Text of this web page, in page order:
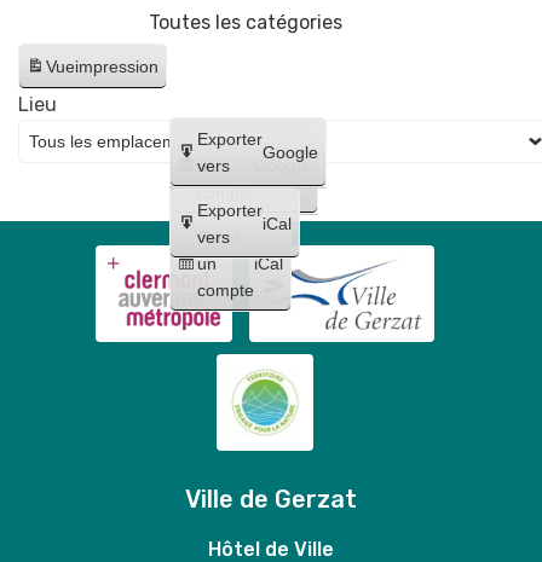
Toutes les catégories
Vueimpression
Créer
un
compte
Google
Créer
un
compte
iCal
Exporter
vers
Google
Exporter
vers
iCal
Lieu
Ville de Gerzat
Hôtel de Ville